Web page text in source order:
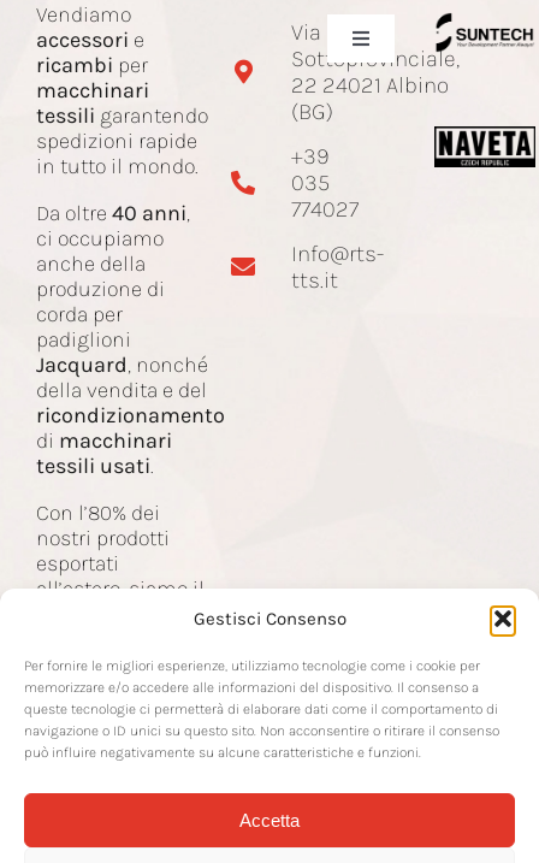
Gestisci Consenso
Per fornire le migliori esperienze, utilizziamo tecnologie come i cookie per
memorizzare e/o accedere alle informazioni del dispositivo. Il consenso a
queste tecnologie ci permetterà di elaborare dati come il comportamento di
navigazione o ID unici su questo sito. Non acconsentire o ritirare il consenso
può influire negativamente su alcune caratteristiche e funzioni.
Accetta
Vendiamo
accessori e
ricambi per
macchinari
tessili garantendo
spedizioni rapide
in tutto il mondo.
Da oltre 40 anni,
ci occupiamo
anche della
produzione di
corda per
padiglioni
Jacquard, nonché
della vendita e del
ricondizionamento
di macchinari
tessili usati.
Con l’80% dei
nostri prodotti
esportati
all’estero, siamo il
settore tessile a
livello mondiale.
Via
Sottoprovinciale,
22 24021 Albino
(BG)
+39
035
774027
Info@rts-
tts.it
Toggle
Navigation
Azienda
Ricambi e accessori
Corda Jacquard
Macchinari
Contatti
© 2026 RTS Srl | Via Sottoprovinciale 22 | 24021 Albino BG | P IVA IT-